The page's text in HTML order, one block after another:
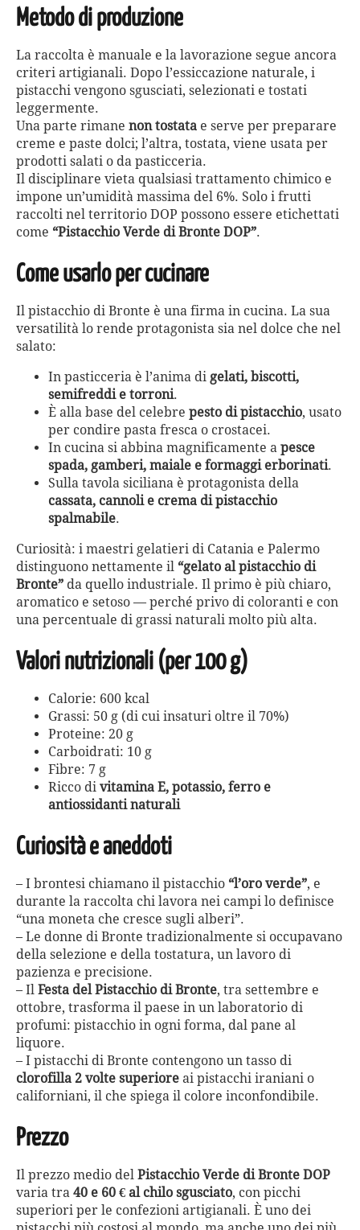
Metodo di produzione
La raccolta è manuale e la lavorazione segue ancora
criteri artigianali. Dopo l’essiccazione naturale, i
pistacchi vengono sgusciati, selezionati e tostati
leggermente.
Una parte rimane non tostata e serve per preparare
creme e paste dolci; l’altra, tostata, viene usata per
prodotti salati o da pasticceria.
Il disciplinare vieta qualsiasi trattamento chimico e
impone un’umidità massima del 6%. Solo i frutti
raccolti nel territorio DOP possono essere etichettati
come “Pistacchio Verde di Bronte DOP”.
Come usarlo per cucinare
Il pistacchio di Bronte è una firma in cucina. La sua
versatilità lo rende protagonista sia nel dolce che nel
salato:
In pasticceria è l’anima di gelati, biscotti,
semifreddi e torroni.
È alla base del celebre pesto di pistacchio, usato
per condire pasta fresca o crostacei.
In cucina si abbina magnificamente a pesce
spada, gamberi, maiale e formaggi erborinati.
Sulla tavola siciliana è protagonista della
cassata, cannoli e crema di pistacchio
spalmabile.
Curiosità: i maestri gelatieri di Catania e Palermo
distinguono nettamente il “gelato al pistacchio di
Bronte” da quello industriale. Il primo è più chiaro,
aromatico e setoso — perché privo di coloranti e con
una percentuale di grassi naturali molto più alta.
Valori nutrizionali (per 100 g)
Calorie: 600 kcal
Grassi: 50 g (di cui insaturi oltre il 70%)
Proteine: 20 g
Carboidrati: 10 g
Fibre: 7 g
Ricco di vitamina E, potassio, ferro e
antiossidanti naturali
Curiosità e aneddoti
– I brontesi chiamano il pistacchio “l’oro verde”, e
durante la raccolta chi lavora nei campi lo definisce
“una moneta che cresce sugli alberi”.
– Le donne di Bronte tradizionalmente si occupavano
della selezione e della tostatura, un lavoro di
pazienza e precisione.
– Il Festa del Pistacchio di Bronte, tra settembre e
ottobre, trasforma il paese in un laboratorio di
profumi: pistacchio in ogni forma, dal pane al
liquore.
– I pistacchi di Bronte contengono un tasso di
clorofilla 2 volte superiore ai pistacchi iraniani o
californiani, il che spiega il colore inconfondibile.
Prezzo
Il prezzo medio del Pistacchio Verde di Bronte DOP
varia tra 40 e 60 € al chilo sgusciato, con picchi
superiori per le confezioni artigianali. È uno dei